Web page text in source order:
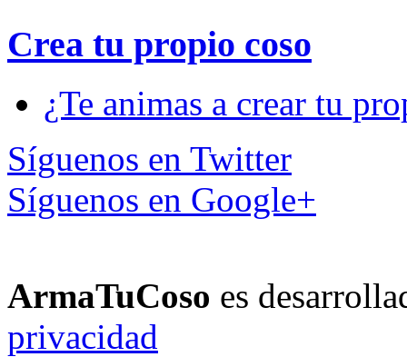
Crea tu propio coso
¿Te animas a crear tu
Síguenos en Twitter
Síguenos en Google+
ArmaTuCoso es
privacidad